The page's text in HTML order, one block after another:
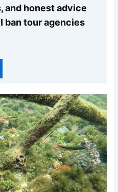
and honest advice
ban tour agencies